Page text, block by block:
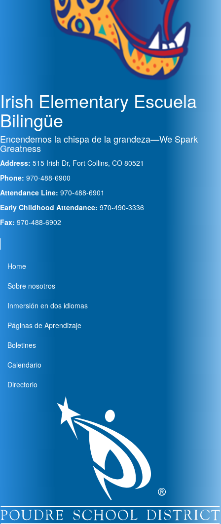
Irish Elementary Escuela
Bilingüe
Encendemos la chispa de la grandeza—We Spark
Greatness
Address: 515 Irish Dr, Fort Collins, CO 80521
Phone: 970-488-6900
Attendance Line: 970-488-6901
Early Childhood Attendance: 970-490-3336
Fax: 970-488-6902
Main
navigation
Home
Sobre nosotros
Inmersión en dos idiomas
Páginas de Aprendizaje
Boletines
Calendario
Directorio